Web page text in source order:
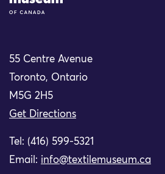
55 Centre Avenue
Toronto, Ontario
M5G 2H5
Get Directions
Tel: (416) 599-5321
Email: info@textilemuseum.ca